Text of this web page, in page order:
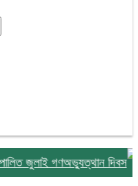
জুলাই গণঅভ্যুত্থান দিবস